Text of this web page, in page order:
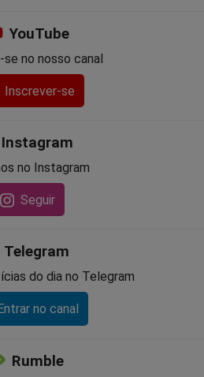
YouTube
se no nosso canal
Inscrever-se
Instagram
no Instagram
Seguir
Telegram
do dia no Telegram
Entrar no canal
Rumble